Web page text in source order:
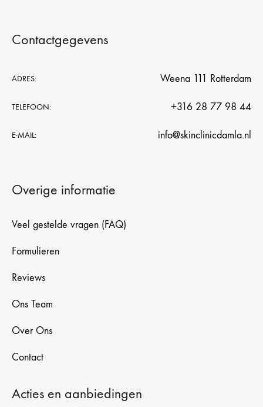
Contactgegevens
ADRES: Weena 111 Rotterdam
TELEFOON: +316 28 77 98 44
E-MAIL: info@skinclinicdamla.nl
Overige informatie
Veel gestelde vragen (FAQ)
Formulieren
Reviews
Ons Team
Over Ons
Contact
Acties en aanbiedingen